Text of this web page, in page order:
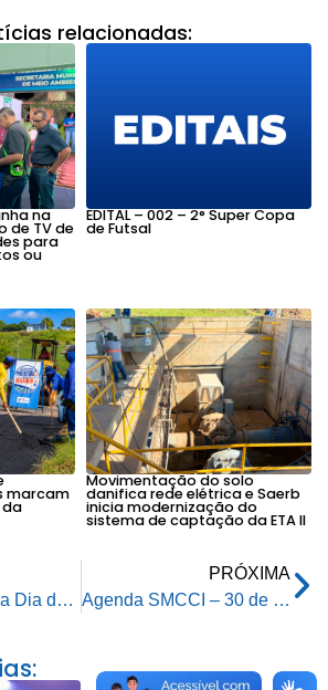
relacionadas:
na
de TV de
para
ou
EDITAL – 002 – 2° Super Copa
de Futsal
marcam
da
Movimentação do solo
danifica rede elétrica e Saerb
inicia modernização do
sistema de captação da ETA II
Prefeitura celebra Dia do Trabalhador com café da manhã em homenagem às equipes de limpeza e manutenção urbana
PRÓXIMA
Agenda SMCCI – 30 de abril de 2026